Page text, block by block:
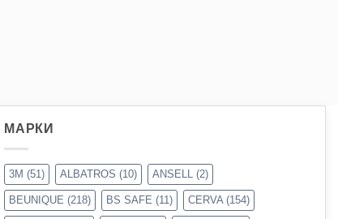
МАРКИ
3M (51) ALBATROS (10) ANSELL (2)
BEUNIQUE (218) BS SAFE (11) CERVA (154)